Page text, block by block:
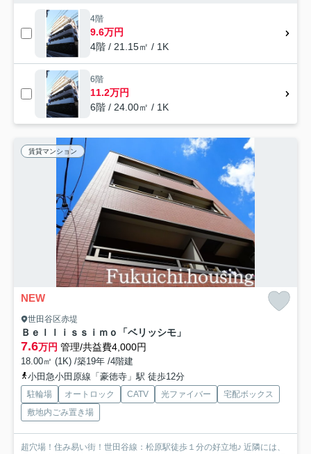
4階
9.6万円
4階 / 21.15㎡ / 1K
6階
11.2万円
6階 / 24.00㎡ / 1K
賃貸マンション
NEW
世田谷区赤堤
Ｂｅｌｌｉｓｓｉｍｏ「ベリッシモ」
7.6万円 管理/共益費4,000円
18.00㎡ (1K) /築19年 /4階建
小田急小田原線「豪徳寺」駅 徒歩12分
駐輪場 オートロック CATV 光ファイバー
宅配ボックス
敷地内ごみ置き場
超穴場！住み易い街！世田谷線：松原駅徒歩１分の好立地♪ 近隣には、